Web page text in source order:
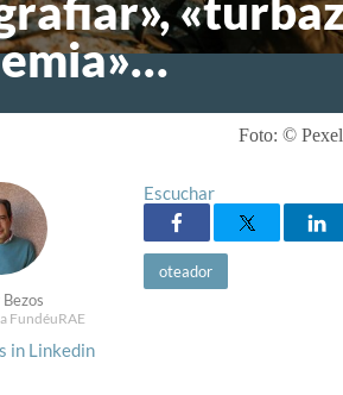
Foto: ©
FundéuRAE
in Linkedin
Escuchar
oteador